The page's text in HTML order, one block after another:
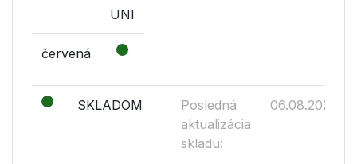
UNI
červená
SKLADOM
Posledná
aktualizácia
skladu:
06.08.2026